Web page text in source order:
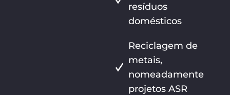
resíduos
domésticos
Reciclagem de
metais,
nomeadamente
projetos ASR